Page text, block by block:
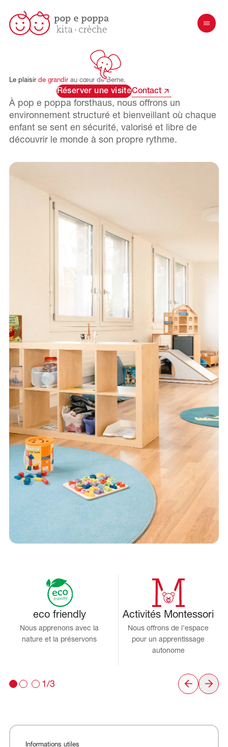
Le plaisir de grandir au cœur de Berne.
Réserver une visiteContact
À pop e poppa forsthaus, nous offrons un
environnement structuré et bienveillant où chaque
enfant se sent en sécurité, valorisé et libre de
découvrir le monde à son propre rythme.
eco friendly
Nous apprenons avec la
nature et la préservons
Activités Montessori
Nous offrons de l’espace
pour un apprentissage
autonome
1/3
Informations utiles